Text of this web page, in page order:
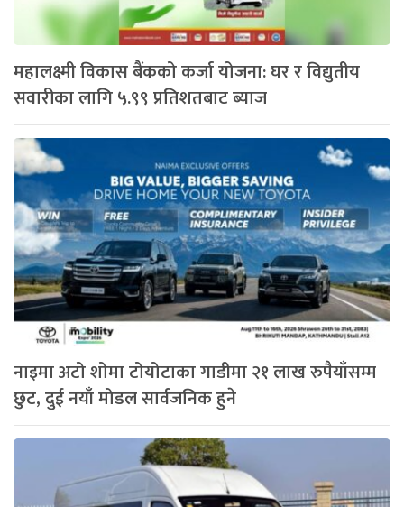
महालक्ष्मी विकास बैंकको कर्जा योजना: घर र विद्युतीय
सवारीका लागि ५.९९ प्रतिशतबाट ब्याज
नाइमा अटो शोमा टोयोटाका गाडीमा २१ लाख रुपैयाँसम्म
छुट, दुई नयाँ मोडल सार्वजनिक हुने